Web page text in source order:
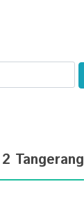
Tangerang